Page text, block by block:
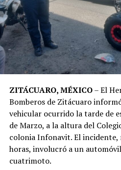
ZITÁCUARO, MÉXICO– El
Bomberos de Zitácuaro
vehicular ocurrido la tarde de
de Marzo, a la altura del
colonia Infonavit. El incidente,
horas, involucró a un
cuatrimoto.